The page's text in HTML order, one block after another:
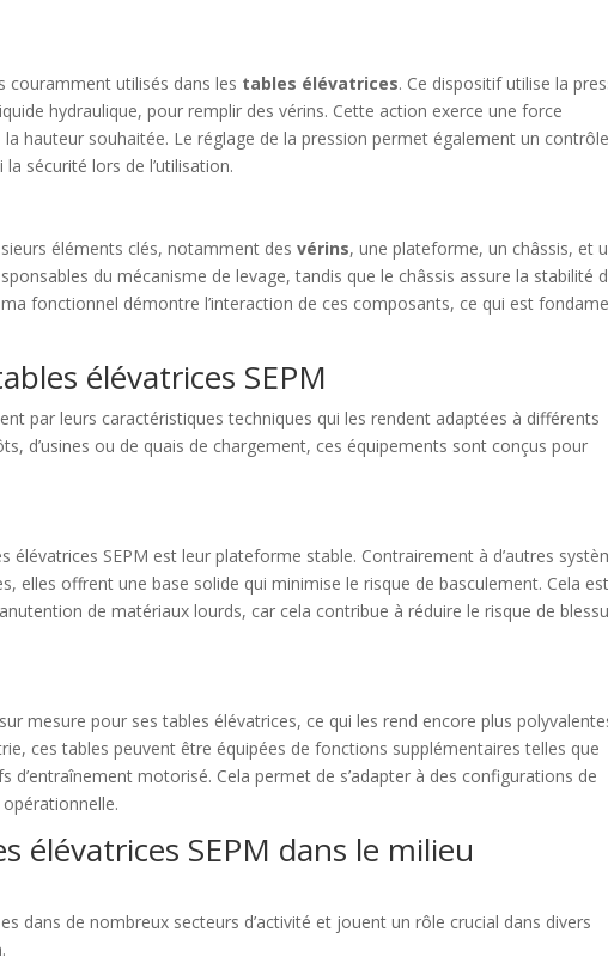
couramment utilisés dans les tables élévatrices. Ce dispositif utilise la
hydraulique, pour remplir des vérins. Cette action exerce une force
hauteur souhaitée. Le réglage de la pression permet également un contrôle
sécurité lors de l’utilisation.
éléments clés, notamment desvérins, une plateforme, un châssis, et
du mécanisme de levage, tandis que le châssis assure la stabilité
fonctionnel démontre l’interaction de ces composants, ce qui est
élévatrices SEPM
par leurs caractéristiques techniques qui les rendent adaptées à différents
d’usines ou de quais de chargement, ces équipements sont conçus pour
élévatrices SEPM est leur plateforme stable. Contrairement à d’autres
elles offrent une base solide qui minimise le risque de basculement. Cela est
de matériaux lourds, car cela contribue à réduire le risque de
mesure pour ses tables élévatrices, ce qui les rend encore plus
ces tables peuvent être équipées de fonctions supplémentaires telles que
d’entraînement motorisé. Cela permet de s’adapter à des configurations de
opérationnelle.
élévatrices SEPM dans le milieu
dans de nombreux secteurs d’activité et jouent un rôle crucial dans divers